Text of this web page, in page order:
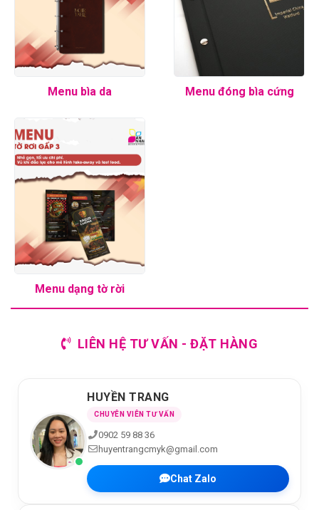
Menu bìa da Menu đóng bìa cứng
Menu dạng tờ rời
LIÊN HỆ TƯ VẤN - ĐẶT HÀNG
HUYỀN TRANG
CHUYÊN VIÊN TƯ VẤN
0902 59 88 36
huyentrangcmyk@gmail.com
Chat Zalo